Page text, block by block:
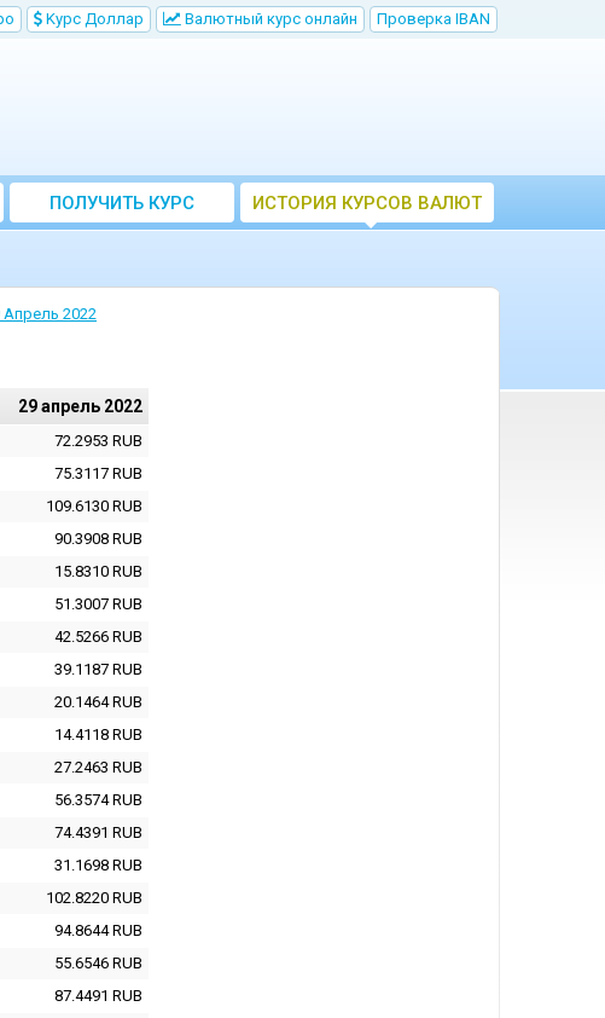
Kурс Доллар Bалютный курс онлайн Проверка IBAN
ПОЛУЧИТЬ КУРС
ВАЛЮТ ЦБ
ИСТОРИЯ КУРСОВ ВАЛЮТ
ЦБ РФ
2022
29 апрель 2022
72.2953 RUB
75.3117 RUB
109.6130 RUB
90.3908 RUB
15.8310 RUB
51.3007 RUB
42.5266 RUB
39.1187 RUB
20.1464RUB
14.4118 RUB
27.2463 RUB
56.3574RUB
74.4391 RUB
31.1698 RUB
102.8220 RUB
94.8644RUB
55.6546 RUB
87.4491 RUB